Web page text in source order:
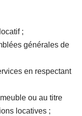
;
générales de
en respectant
ou au titre
locatives ;